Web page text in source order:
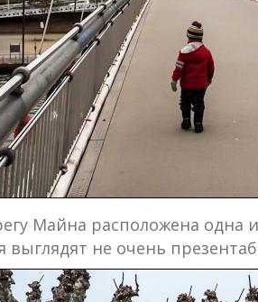
Майна расположена
выглядят не очень